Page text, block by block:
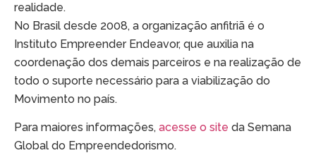
realidade.
No Brasil desde 2008, a organização anfitriã é o
Instituto Empreender Endeavor, que auxilia na
coordenação dos demais parceiros e na realização de
todo o suporte necessário para a viabilização do
Movimento no país.
Para maiores informações, acesse o site da Semana
Global do Empreendedorismo.